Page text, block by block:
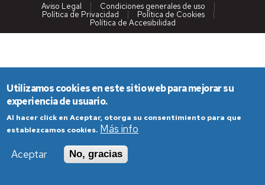
Aviso Legal
Condiciones generales de uso
Política de Privacidad
Política de Cookies
Política de Accesibilidad
Utilizamos cookies en este sitio web para mejorar su
experiencia de usuario.
Al hacer click en Aceptar, otorga su consentimiento para que
establezcamos cookies. Más info
Aceptar
No, gracias